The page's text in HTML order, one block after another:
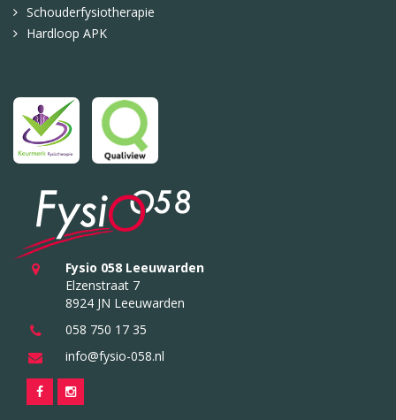
Schouderfysiotherapie
Hardloop APK
Fysio 058 Leeuwarden
Elzenstraat 7
8924 JN Leeuwarden
058 750 17 35
info@fysio-058.nl